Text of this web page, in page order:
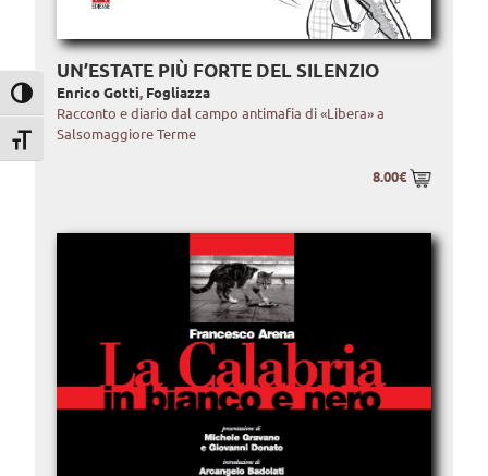
Attiva/disattiva alto contrasto
Attiva/disattiva dimensione testo
UN’ESTATE PIÙ FORTE DEL SILENZIO
Enrico Gotti, Fogliazza
Racconto e diario dal campo antimafia di «Libera» a
Salsomaggiore Terme
8.00€